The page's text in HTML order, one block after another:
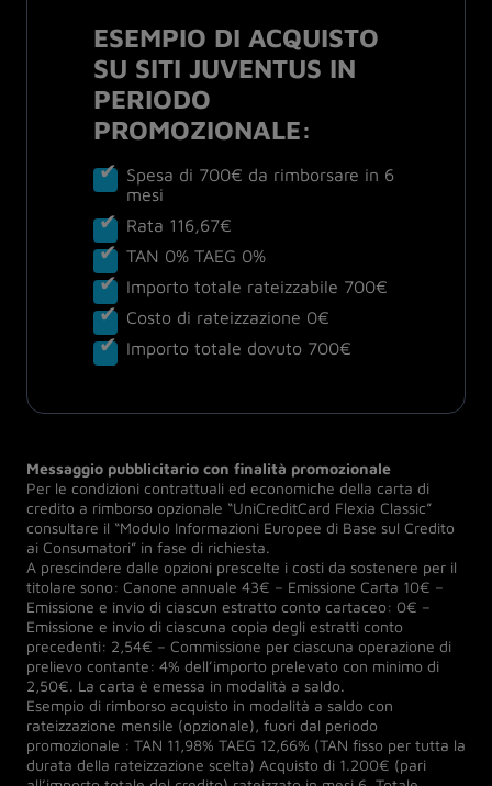
ESEMPIO DI ACQUISTO
SU SITI JUVENTUS IN
PERIODO
PROMOZIONALE:
Spesa di 700€ da rimborsare in 6
mesi
Rata 116,67€
TAN 0% TAEG 0%
Importo totale rateizzabile 700€
Costo di rateizzazione 0€
Importo totale dovuto 700€
Messaggio pubblicitario con finalità promozionale
Per le condizioni contrattuali ed economiche della carta di
credito a rimborso opzionale “UniCreditCard Flexia Classic”
consultare il “Modulo Informazioni Europee di Base sul Credito
ai Consumatori” in fase di richiesta.
A prescindere dalle opzioni prescelte i costi da sostenere per il
titolare sono: Canone annuale 43€ – Emissione Carta 10€ –
Emissione e invio di ciascun estratto conto cartaceo: 0€ –
Emissione e invio di ciascuna copia degli estratti conto
precedenti: 2,54€ – Commissione per ciascuna operazione di
prelievo contante: 4% dell’importo prelevato con minimo di
2,50€. La carta è emessa in modalità a saldo.
Esempio di rimborso acquisto in modalità a saldo con
rateizzazione mensile (opzionale), fuori dal periodo
promozionale : TAN 11,98% TAEG 12,66% (TAN fisso per tutta la
durata della rateizzazione scelta) Acquisto di 1.200€ (pari